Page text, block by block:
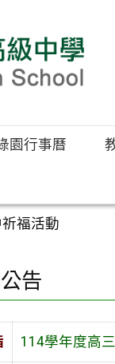
園行事曆
福活動
告
114學年度高